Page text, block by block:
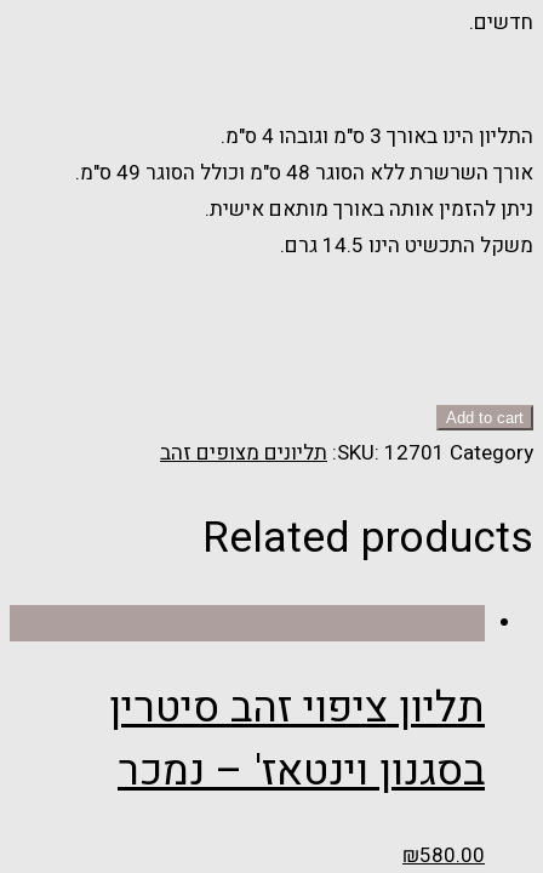
חדשים.
התליון הינו באורך 3 ס"מ וגובהו 4 ס"מ.
אורך השרשרת ללא הסוגר 48 ס"מ וכולל הסוגר 49 ס"מ.
ניתן להזמין אותה באורך מותאם אישית.
משקל התכשיט הינו 14.5 גרם.
Add to cart
SKU: 12701 Category: תליונים מצופים זהב
Related products
תליון ציפוי זהב סיטרין
בסגנון וינטאז' – נמכר
₪580.00